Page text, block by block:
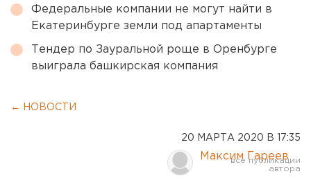
Федеральные компании не могут найти в
Екатеринбурге земли под апартаменты
Тендер по Зауральной роще в Оренбурге
выиграла башкирская компания
← НОВОСТИ
20 МАРТА 2020 В 17:35
Максим Гареев